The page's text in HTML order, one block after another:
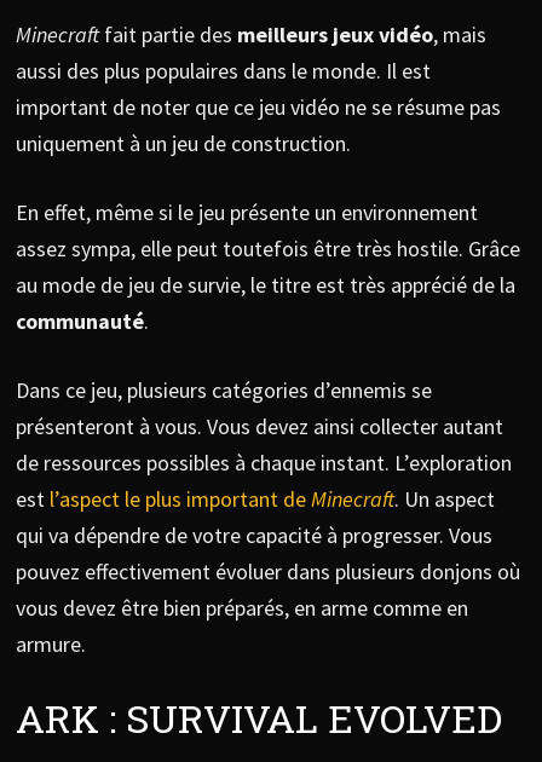
Minecraftfait partie des meilleurs jeux vidéo, mais
aussi des plus populaires dans le monde. Il est
important de noter que ce jeu vidéo ne se résume pas
uniquement à un jeu de construction.
En effet, même si le jeu présente un environnement
assez sympa, elle peut toutefois être très hostile. Grâce
au mode de jeu de survie, le titre est très apprécié de la
communauté.
Dans ce jeu, plusieurs catégories d’ennemis se
présenteront à vous. Vous devez ainsi collecter autant
de ressources possibles à chaque instant. L’exploration
est l’aspect le plus important de Minecraft. Un aspect
qui va dépendre de votre capacité à progresser. Vous
pouvez effectivement évoluer dans plusieurs donjons où
vous devez être bien préparés, en arme comme en
armure.
ARK : SURVIVAL EVOLVED